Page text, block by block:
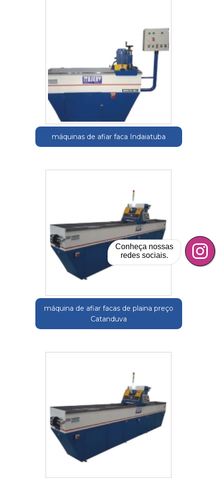
máquinas de afiar faca Indaiatuba
máquina de afiar facas de plaina preço
Catanduva
Conheça nossas
redes sociais.